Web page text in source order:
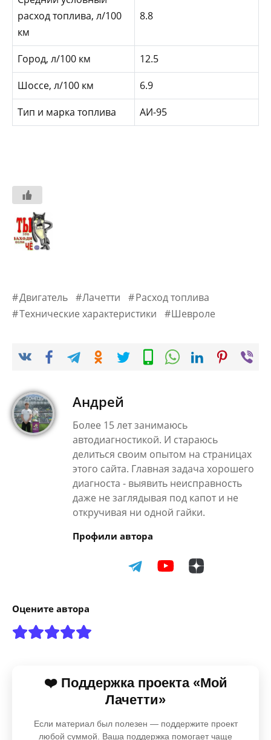
расход топлива, л/100
км
8.8
Город, л/100 км
12.5
Шоссе, л/100 км
6.9
Тип и марка топлива
АИ-95
Двигатель Лачетти
Расход топлива
Технические характеристики
Шевроле
Андрей
Более 15 лет занимаюсь
автодиагностикой. И стараюсь
делиться своим опытом на страницах
этого сайта. Главная задача хорошего
диагноста - выявить неисправность
даже не заглядывая под капот и не
откручивая ни одной гайки.
Профили автора
Оцените автора
❤️ Поддержка проекта «Мой
Лачетти»
Если материал был полезен — поддержите проект
любой суммой. Ваша поддержка помогает чаще